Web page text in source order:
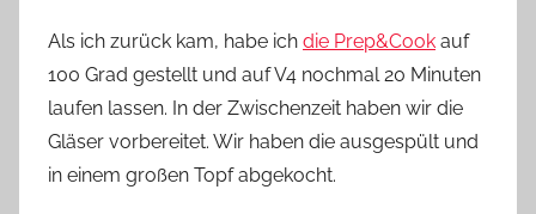
Als ich zurück kam, habe ich die Prep&Cook auf
100 Grad gestellt und auf V4 nochmal 20 Minuten
laufen lassen. In der Zwischenzeit haben wir die
Gläser vorbereitet. Wir haben die ausgespült und
in einem großen Topf abgekocht.